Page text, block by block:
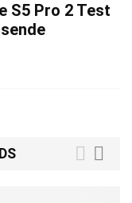
S5 Pro 2 Test